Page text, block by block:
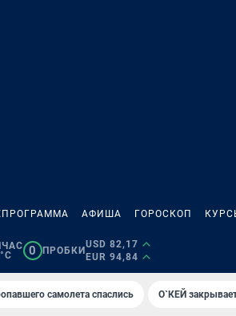
АФИША ГОРОСКОП
0 ПРОБКИ
USD 82,17
EUR 94,84
самолета спаслись О`КЕЙ